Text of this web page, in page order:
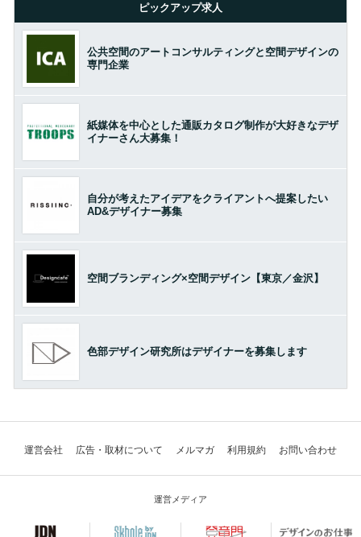
ピックアップ求人
公共空間のアートコンサルティングと空間デザインの
専門企業
紙媒体を中心とした通販カタログ制作が大好きなデザ
イナーさん大募集！
自分が考えたアイデアをクライアントへ提案したい
AD&デザイナー募集
空間ブランディング×空間デザイン【東京／金沢】
色部デザイン研究所はデザイナーを募集します
運営会社 広告・取材について メルマガ 利用規約 お問い合わせ
運営メディア